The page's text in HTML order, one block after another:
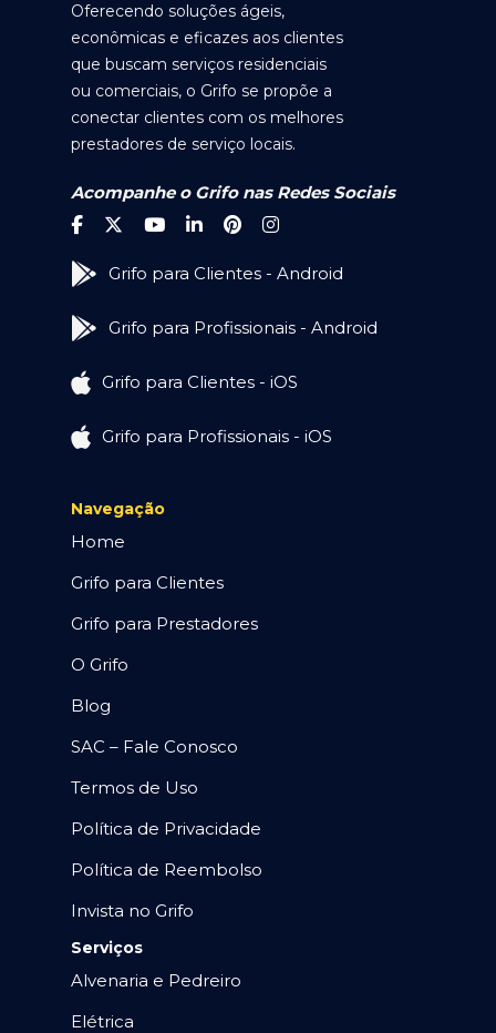
Oferecendo soluções ágeis,
econômicas e eficazes aos clientes
que buscam serviços residenciais
ou comerciais, o Grifo se propõe a
conectar clientes com os melhores
prestadores de serviço locais.
Acompanhe o Grifo nas Redes Sociais
Grifo para Clientes - Android
Grifo para Profissionais - Android
Grifo para Clientes - iOS
Grifo para Profissionais - iOS
Navegação
Home
Grifo para Clientes
Grifo para Prestadores
O Grifo
Blog
SAC – Fale Conosco
Termos de Uso
Política de Privacidade
Política de Reembolso
Invista no Grifo
Serviços
Alvenaria e Pedreiro
Elétrica